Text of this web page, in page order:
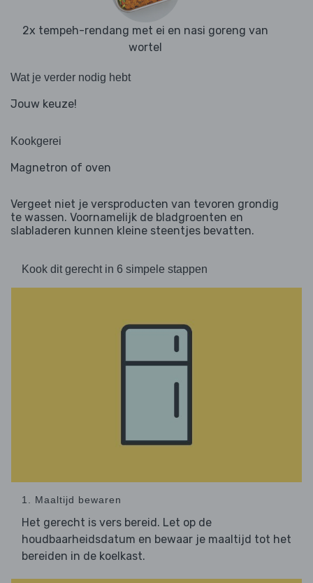
2x tempeh-rendang met ei en nasi goreng van
wortel
Wat je verder nodig hebt
Jouw keuze!
Kookgerei
Magnetron of oven
Vergeet niet je versproducten van tevoren grondig
te wassen. Voornamelijk de bladgroenten en
slabladeren kunnen kleine steentjes bevatten.
Kook dit gerecht in 6 simpele stappen
1. Maaltijd bewaren
Het gerecht is vers bereid. Let op de
houdbaarheidsdatum en bewaar je maaltijd tot het
bereiden in de koelkast.